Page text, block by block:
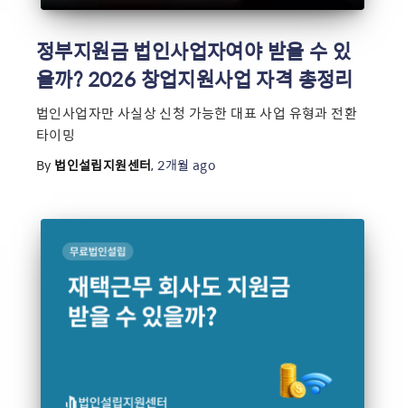
정부지원금 법인사업자여야 받을 수 있
을까? 2026 창업지원사업 자격 총정리
법인사업자만 사실상 신청 가능한 대표 사업 유형과 전환
타이밍
By 법인설립지원센터,2개월 ago